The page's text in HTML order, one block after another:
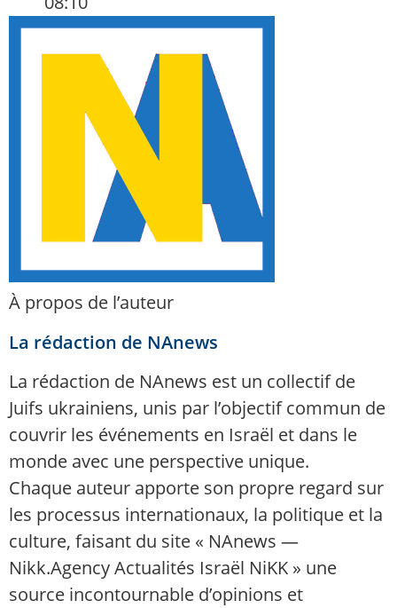
À propos de l’auteur
La rédaction de NAnews
La rédaction de NAnews est un collectif de
Juifs ukrainiens, unis par l’objectif commun de
couvrir les événements en Israël et dans le
monde avec une perspective unique.
Chaque auteur apporte son propre regard sur
les processus internationaux, la politique et la
culture, faisant du site « NAnews —
Nikk.Agency Actualités Israël NiKK » une
source incontournable d’opinions et